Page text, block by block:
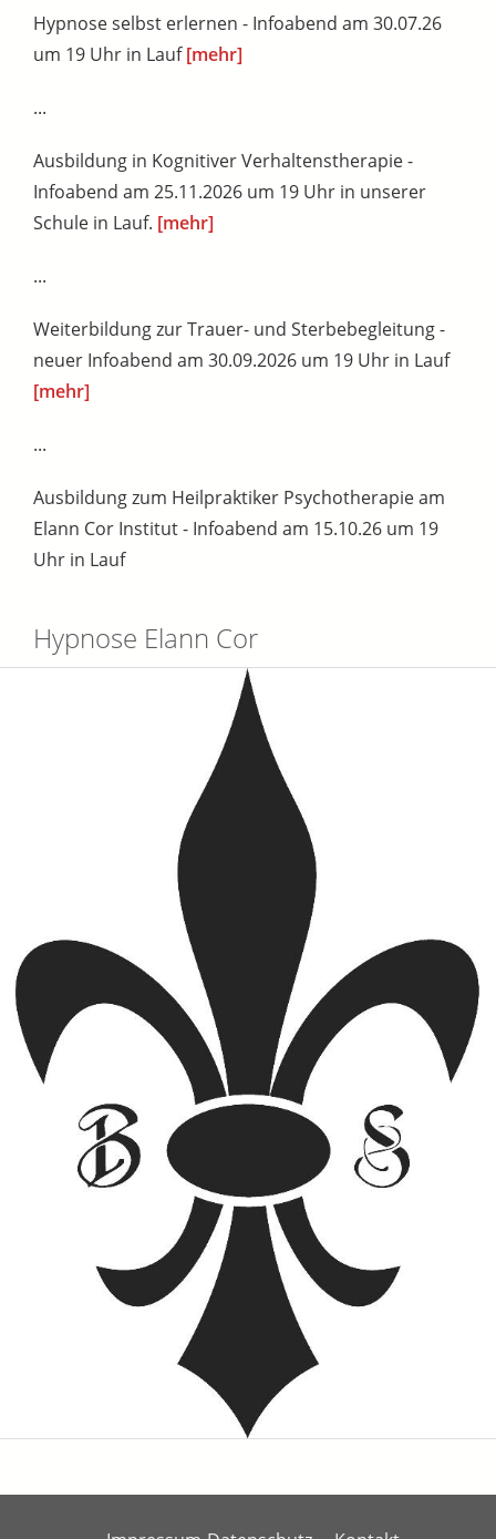
Hypnose selbst erlernen - Infoabend am 30.07.26
um 19 Uhr in Lauf[mehr]
...
Ausbildung in Kognitiver Verhaltenstherapie -
Infoabend am 25.11.2026 um 19 Uhr in unserer
Schule in Lauf. [mehr]
...
Weiterbildung zur Trauer- und Sterbebegleitung -
neuer Infoabend am 30.09.2026 um 19 Uhr in Lauf
[mehr]
...
Ausbildung zum Heilpraktiker Psychotherapie am
Elann Cor Institut - Infoabend am 15.10.26 um 19
Uhr in Lauf
Hypnose Elann Cor